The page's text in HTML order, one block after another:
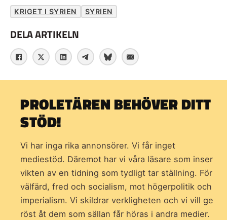
KRIGET I SYRIEN SYRIEN
DELA ARTIKELN
PROLETÄREN BEHÖVER DITT
STÖD!
Vi har inga rika annonsörer. Vi får inget
mediestöd. Däremot har vi våra läsare som inser
vikten av en tidning som tydligt tar ställning. För
välfärd, fred och socialism, mot högerpolitik och
imperialism. Vi skildrar verkligheten och vi vill ge
röst åt dem som sällan får höras i andra medier.